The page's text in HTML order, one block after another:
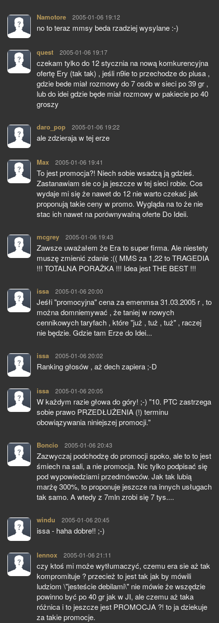
Namotore pisze:
2005-01-06 19:12
no to teraz mmsy beda rzadziej wysylane :-)
quest pisze:
2005-01-06 19:17
czekam tylko do 12 stycznia na nową komkurencyjna
ofertę Ery (tak tak) , jeśli n9ie to przechodze do plusa ,
gdzie bede miał rozmowy do 7 osób w sieci po 39 gr ,
lub do idei gdzie będe miał rozmowy w pakiecie po 40
groszy
daro_pop pisze:
2005-01-06 19:22
ale zdzieraja w tej erze
Max pisze:
2005-01-06 19:41
To jest promocja?! Niech sobie wsadzą ją gdzieś.
Zastanawiam sie co ja jeszcze w tej sieci robie. Cos
wydaje mi się że nawet do 12 nie warto czekać jak
proponują takie ceny w promo. Wygląda na to że nie
stac ich nawet na porównywalną oferte Do Ideii.
mcgrey pisze:
2005-01-06 19:43
Zawsze uważałem że Era to super firma. Ale niestety
muszę zmienić zdanie :(( MMS za 1,22 to TRAGEDIA
!!! TOTALNA PORAŻKA !!! Idea jest THE BEST !!!
issa pisze:
2005-01-06 20:00
Jeśłi "promocyjna" cena za emenmsa 31.03.2005 r , to
można domniemywać , że taniej w nowych
cennikowych taryfach , które "już , tuż , tuż" , raczej
nie będzie. Gdzie tam Erze do Idei...
issa pisze:
2005-01-06 20:02
Ranking głosów , aż dech zapiera ;-D
issa pisze:
2005-01-06 20:05
W każdym razie głowa do góry! ;-) "10. PTC zastrzega
sobie prawo PRZEDŁUŻENIA (!) terminu
obowiązywania niniejszej promocji."
Boncio pisze:
2005-01-06 20:43
Zazwyczaj podchodzę do promocji spoko, ale to to jest
śmiech na sali, a nie promocja. Nic tylko podpisać się
pod wypowiedziami przedmówców. Jak tak lubią
marżę 300%, to proponuje jeszcze na innych usługach
tak samo. A wtedy z 7mln zrobi się 7 tys....
windu pisze:
2005-01-06 20:45
issa - haha dobre!! ;-)
lennox pisze:
2005-01-06 21:11
czy ktoś mi może wytłumaczyć, czemu era sie aż tak
kompromituje ? przecież to jest tak jak by mówili
ludziom \"jesteście debilami\" nie mówie że wszędzie
powinno być po 40 gr jak w JI, ale czemu aż taka
różnica i to jeszcze jest PROMOCJA ?! to ja dziekuje
za takie promocje.